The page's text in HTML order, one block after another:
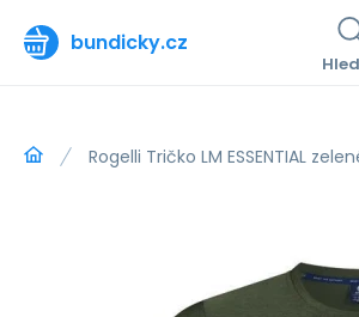
bundicky.cz
Rogelli Tričko LM ESSENTIAL